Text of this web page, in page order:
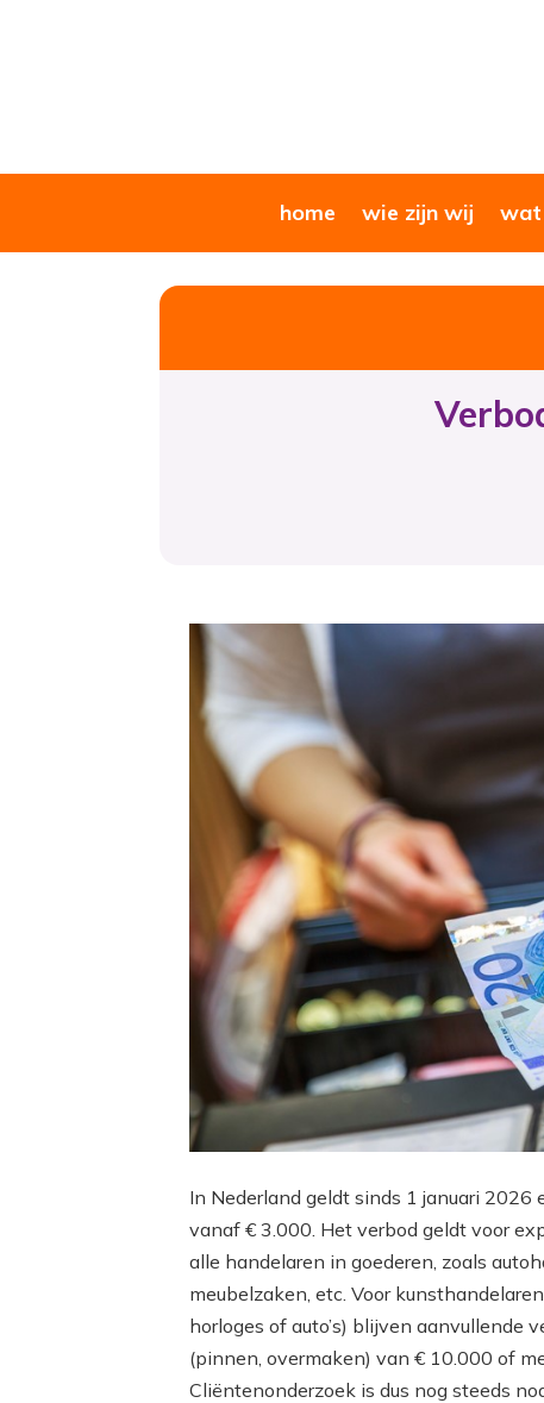
home wie zijn wij wat
In Nederland geldt sinds 1 januari
vanaf € 3.000. Het verbod geldt voor
alle handelaren in goederen, zoals
meubelzaken, etc. Voor
horloges of auto’s) blijven aanvullende
(pinnen, overmaken) van € 10.000 of
Cliëntenonderzoek is dus nog steeds